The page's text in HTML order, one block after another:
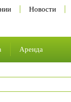
Новости
Аренда